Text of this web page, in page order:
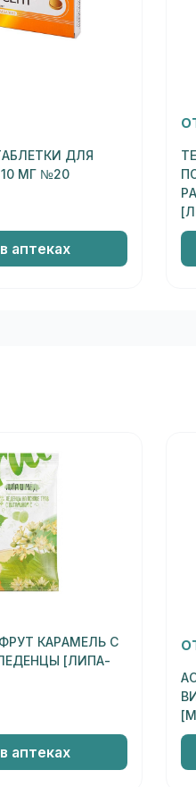
ДЛЯ
МГ №20
аптеках
КАРАМЕЛЬ С
[ЛИПА-
аптеках